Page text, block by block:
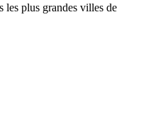
les plus grandes villes de